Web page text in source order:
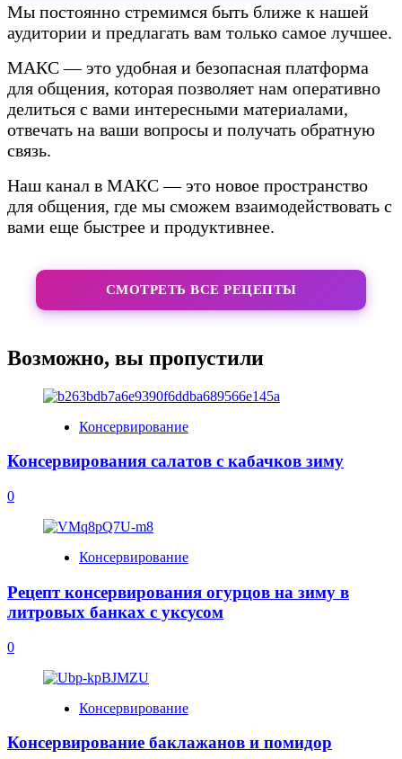
Мы постоянно стремимся быть ближе к нашей
аудитории и предлагать вам только самое лучшее.
МАКС — это удобная и безопасная платформа
для общения, которая позволяет нам оперативно
делиться с вами интересными материалами,
отвечать на ваши вопросы и получать обратную
связь.
Наш канал в МАКС — это новое пространство
для общения, где мы сможем взаимодействовать с
вами еще быстрее и продуктивнее.
СМОТРЕТЬ ВСЕ РЕЦЕПТЫ
Возможно, вы пропустили
Консервирование
Консервирования салатов с кабачков зиму
0
Консервирование
Рецепт консервирования огурцов на зиму в
литровых банках с уксусом
0
Консервирование
Консервирование баклажанов и помидор